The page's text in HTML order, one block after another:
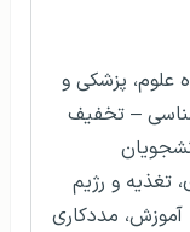
علوم، پزشکی و
– تخفیف
تغذیه و رژیم
آموزش، مددکاری